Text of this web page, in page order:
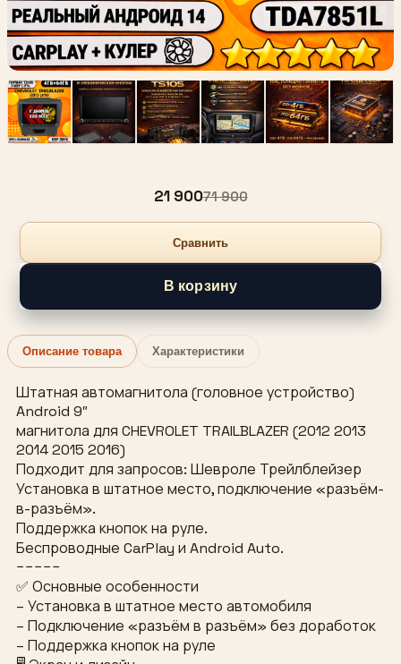
21 90071 900
Сравнить
В корзину
Описание товара Характеристики
Штатная автомагнитола (головное устройство)
Android 9″
магнитола для CHEVROLET TRAILBLAZER (2012 2013
2014 2015 2016)
Подходит для запросов: Шевроле Трейлблейзер
Установка в штатное место, подключение «разъём-
в-разъём».
Поддержка кнопок на руле.
Беспроводные CarPlay и Android Auto.
−−−−−
✅ Основные особенности
– Установка в штатное место автомобиля
– Подключение «разъём в разъём» без доработок
– Поддержка кнопок на руле